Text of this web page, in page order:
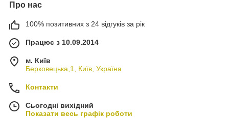
Про нас
100% позитивних з 24 відгуків за рік
Працює з 10.09.2014
м. Київ
Берковецька,1, Київ, Україна
Контакти
Сьогодні вихідний
Показати весь графік роботи